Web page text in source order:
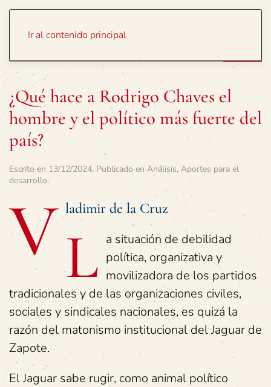
Ir al contenido principal
¿Qué hace a Rodrigo Chaves el
hombre y el político más fuerte del
país?
Escrito en 13/12/2024. Publicado en Análisis, Aportes para el
desarrollo.
V ladimir de la Cruz
L a situación de debilidad
política, organizativa y
movilizadora de los partidos
tradicionales y de las organizaciones civiles,
sociales y sindicales nacionales, es quizá la
razón del matonismo institucional del Jaguar de
Zapote.
El Jaguar sabe rugir, como animal político